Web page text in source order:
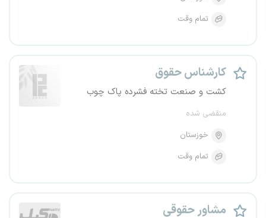
تمام وقت
کارشناس حقوق
کشت و صنعت تخته فشرده پاک چوب
منقضی شده
خوزستان
تمام وقت
مشاور حقوقی